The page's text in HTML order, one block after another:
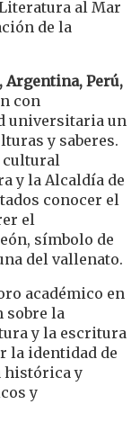
al Mar
de la
Argentina, Perú,
con
universitaria un
y saberes.
cultural
y la Alcaldía de
conocer el
el
símbolo de
del vallenato.
académico en
sobre la
y la escritura
la identidad de
histórica y
y